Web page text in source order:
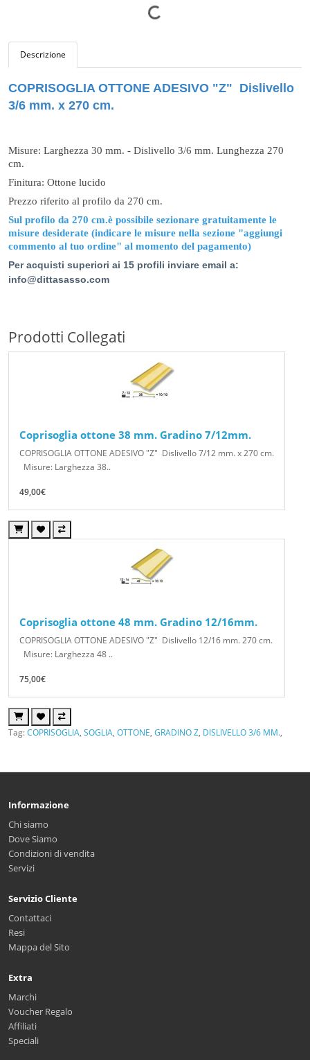
Descrizione
COPRISOGLIA OTTONE ADESIVO "Z" Dislivello
3/6 mm. x 270 cm.
Misure: Larghezza 30 mm. - Dislivello 3/6 mm. Lunghezza 270
cm.
Finitura: Ottone lucido
Prezzo riferito al profilo da 270 cm.
Sul profilo da 270 cm.è possibile sezionare gratuitamente le
misure desiderate (indicare le misure nella sezione "aggiungi
commento al tuo ordine" al momento del pagamento)
Per acquisti superiori ai 15 profili inviare email a:
info@dittasasso.com
Prodotti Collegati
Coprisoglia ottone 38 mm. Gradino 7/12mm.
COPRISOGLIA OTTONE ADESIVO "Z" Dislivello 7/12 mm. x 270 cm.
Misure: Larghezza 38..
49,00€
Coprisoglia ottone 48 mm. Gradino 12/16mm.
COPRISOGLIA OTTONE ADESIVO "Z" Dislivello 12/16 mm. 270 cm.
Misure: Larghezza 48 ..
75,00€
Tag:COPRISOGLIA, SOGLIA, OTTONE, GRADINO Z, DISLIVELLO 3/6 MM.,
Informazione
Chi siamo
Dove Siamo
Condizioni di vendita
Servizi
Servizio Cliente
Contattaci
Resi
Mappa del Sito
Extra
Marchi
Voucher Regalo
Affiliati
Speciali